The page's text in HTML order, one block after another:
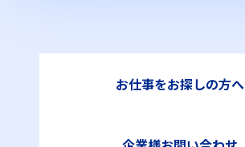
お仕事をお探しの方へ